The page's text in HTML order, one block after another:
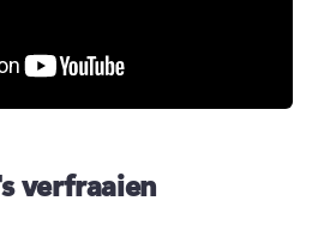
verfraaien